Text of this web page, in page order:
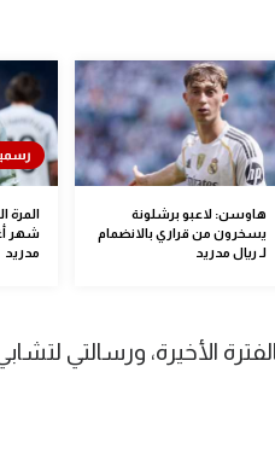
هاوسن: لاعبو برشلونة
يسخرون من قراري بالانضمام
لـ ريال مدريد
المرة
شهر
مدريد
الأخيرة، ورسالتي